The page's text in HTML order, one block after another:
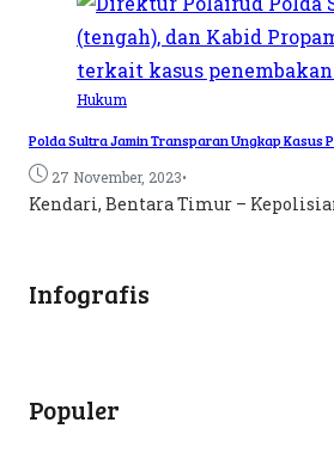
Hukum
Polda Sultra Jamin Transparan Ungkap Kasus
27 November, 2023•
Kendari, Bentara Timur –
Infografis
Populer